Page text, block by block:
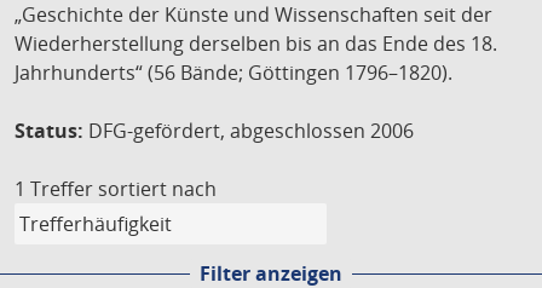
„Geschichte der Künste und Wissenschaften seit der
Wiederherstellung derselben bis an das Ende des 18.
Jahrhunderts“ (56 Bände; Göttingen 1796–1820).
Status: DFG-gefördert, abgeschlossen 2006
1 Treffer sortiert nach
Filter anzeigen